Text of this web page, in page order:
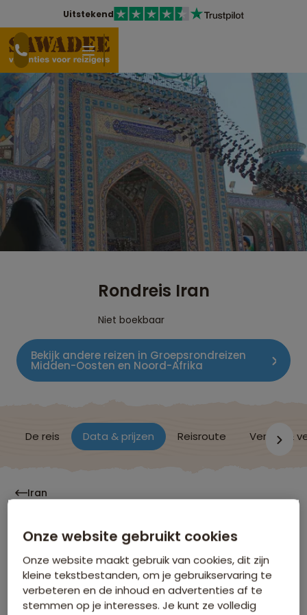
Uitstekend
Rondreis Iran
Niet boekbaar
Bekijk andere reizen in Groepsrondreizen
Midden-Oosten en Noord-Afrika
De reis Data & prijzen Reisroute Verblijf &
Iran
Data & Prijzen
Klik op de links voor meer informatie over:
Onze website gebruikt cookies
Onze website maakt gebruik van cookies, dit zijn
kleine tekstbestanden, om je gebruikservaring te
verbeteren en de inhoud en advertenties af te
stemmen op je interesses. Je kunt ze volledig